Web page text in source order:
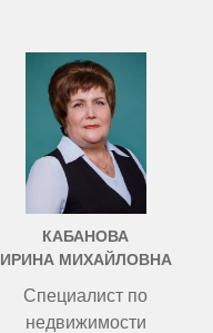
КАБАНОВА
ИРИНА МИХАЙЛОВНА
Специалист по
недвижимости